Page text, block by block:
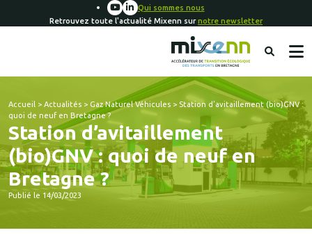
Qui sommes nous
Retrouvez toute l'actualité Mixenn surnotre newsletter
Accueil > Actualités > Gaz Naturel Véhicules > Station d’avitaillement (bio)GNV :
quoi de neuf en Bretagne ?
Station d’avitaillement
(bio)GNV : quoi de neuf en
Bretagne ?
Publié le 14/03/2023